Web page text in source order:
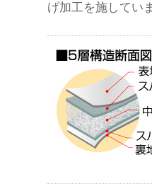
げ加工を施してい